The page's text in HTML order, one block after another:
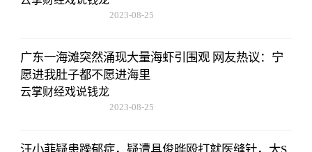
2023-08-25
广东一海滩突然涌现大量海虾引围观 网友热议：宁
愿进我肚子都不愿进海里
云掌财经戏说钱龙
2023-08-25
汪小菲疑患躁郁症，疑遭具俊晔殴打就医缝针，大S